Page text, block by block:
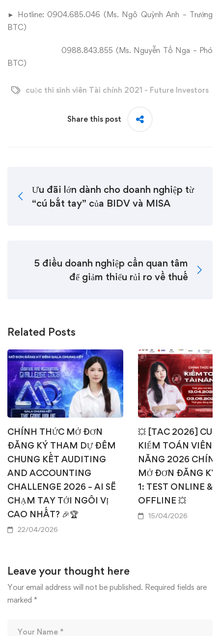
► Hotline: 0904.685.046 (Ms. Ngô Quỳnh Anh – Trưởng
BTC)
0988.843.855 (Ms. Nguyễn Tố Nga – Phó
BTC)
cuộc thi sinh viên Tài chính 2021 - Future Investors
Share this post
Ưu đãi lớn dành cho doanh nghiệp từ
“cú bắt tay” của BIDV và MISA
5 điều doanh nghiệp cần quan tâm
để giảm thiểu rủi ro về thuế
Related Posts
CHÍNH THỨC MỞ ĐƠN
ĐĂNG KÝ THAM DỰ ĐÊM
CHUNG KẾT AUDITING
AND ACCOUNTING
CHALLENGE 2026 – AI SẼ
CHẠM TAY TỚI NGÔI VỊ
CAO NHẤT? 🎉🏆
22/04/2026
💥 [TAC 2026]
KIỂM TOÁN VIÊN
NĂNG 2026
MỞ ĐƠN ĐĂNG KÝ
1: TEST ONLINE &
OFFLINE 💥
15/04/2026
Leave your thought here
Your email address will not be published. Required fields are
marked *